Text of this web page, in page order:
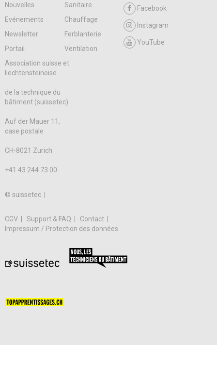
Nouvelles
Sanitaire
Evénements
Chauffage
Newsletter
Ferblanterie
Portail
Ventilation
Facebook
Instagram
YouTube
Association suisse et
liechtensteinoise
de la technique du
bâtiment (suissetec)
Auf der Mauer 11,
case postale
CH-8021 Zurich
+41 43 244 73 00
© suissetec |
CGV Support & FAQ
Contact
Impressum / Protection des données